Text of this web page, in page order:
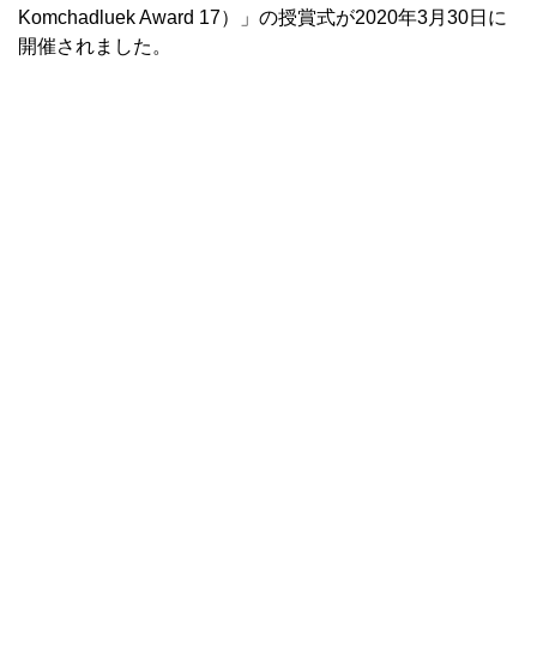
Komchadluek Award 17）」の授賞式が2020年3月30日に
開催されました。